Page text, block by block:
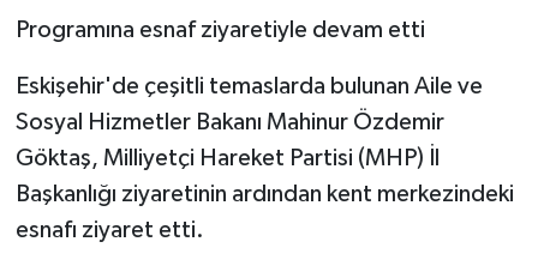
Programına esnaf ziyaretiyle devam etti
Eskişehir'de çeşitli temaslarda bulunan Aile ve
Sosyal Hizmetler Bakanı Mahinur Özdemir
Göktaş, Milliyetçi Hareket Partisi (MHP) İl
Başkanlığı ziyaretinin ardından kent merkezindeki
esnafı ziyaret etti.